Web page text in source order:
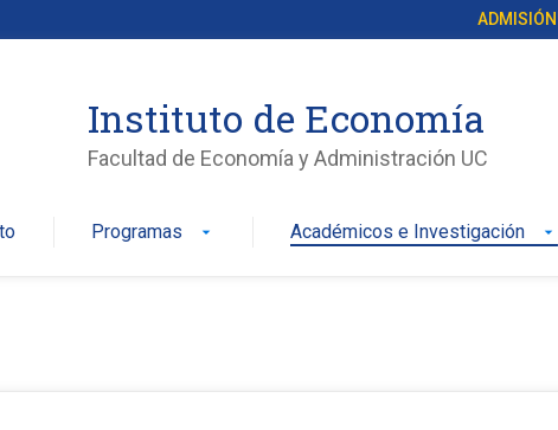
ADMISIÓN
Instituto de Economía
Facultad de Economía y Administración UC
Programas arrow_drop_down Académicos e Investigación arrow_drop_down